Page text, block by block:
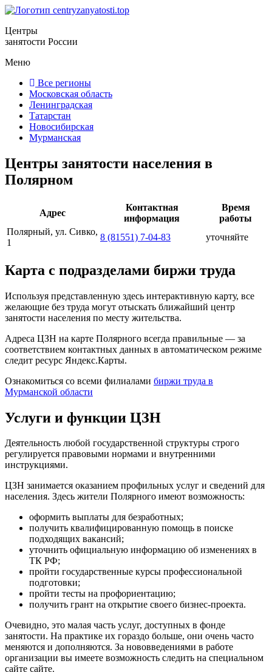
Центры
занятости России
Меню
Все регионы
Московская область
Ленинградская
Татарстан
Новосибирская
Мурманская
Центры занятости населения в
Полярном
Адрес
Контактная
информация
Время
работы
Полярный, ул. Сивко,
1
8 (81551) 7-04-83 уточняйте
Карта с подразделами биржи труда
Используя представленную здесь интерактивную карту, все
желающие без труда могут отыскать ближайший центр
занятости населения по месту жительства.
Адреса ЦЗН на карте Полярного всегда правильные — за
соответствием контактных данных в автоматическом режиме
следит ресурс Яндекс.Карты.
Ознакомиться со всеми филиалами биржи труда в
Мурманской области
Услуги и функции ЦЗН
Деятельность любой государственной структуры строго
регулируется правовыми нормами и внутренними
инструкциями.
ЦЗН занимается оказанием профильных услуг и сведений для
населения. Здесь жители Полярного имеют возможность:
оформить выплаты для безработных;
получить квалифицированную помощь в поиске
подходящих вакансий;
уточнить официальную информацию об изменениях в
ТК РФ;
пройти государственные курсы профессиональной
подготовки;
пройти тесты на профориентацию;
получить грант на открытие своего бизнес-проекта.
Очевидно, это малая часть услуг, доступных в фонде
занятости. На практике их гораздо больше, они очень часто
меняются и дополняются. За нововведениями в работе
организации вы имеете возможность следить на специальном
сайте сайте.